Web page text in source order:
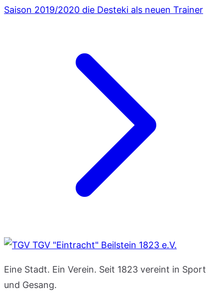
Saison 2019/2020 die Desteki als neuen Trainer
TGV "Eintracht" Beilstein 1823 e.V.
Eine Stadt. Ein Verein. Seit 1823 vereint in Sport
und Gesang.